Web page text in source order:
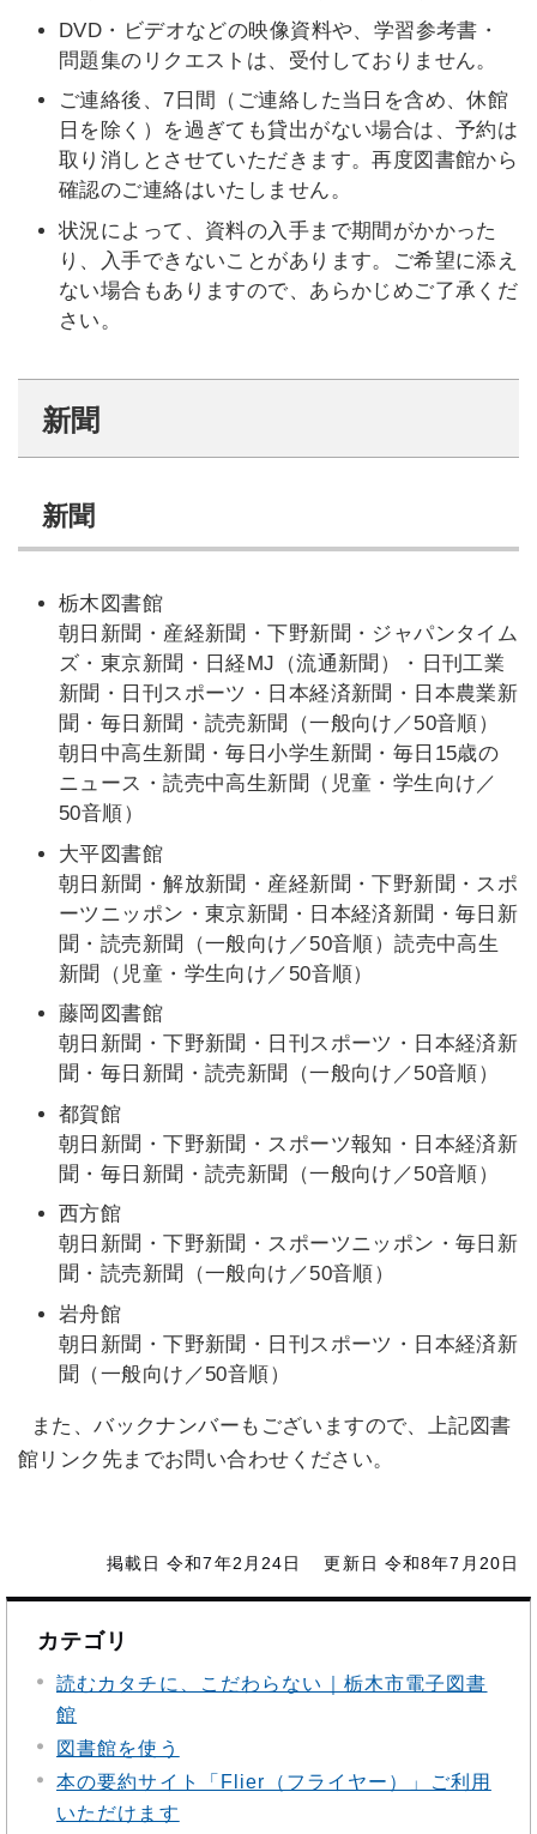
DVD・ビデオなどの映像資料や、学習参考書・
問題集のリクエストは、受付しておりません。
ご連絡後、7日間（ご連絡した当日を含め、休館
日を除く）を過ぎても貸出がない場合は、予約は
取り消しとさせていただきます。再度図書館から
確認のご連絡はいたしません。
状況によって、資料の入手まで期間がかかった
り、入手できないことがあります。ご希望に添え
ない場合もありますので、あらかじめご了承くだ
さい。
新聞
新聞
栃木図書館
朝日新聞・産経新聞・下野新聞・ジャパンタイム
ズ・東京新聞・日経MJ（流通新聞）・日刊工業
新聞・日刊スポーツ・日本経済新聞・日本農業新
聞・毎日新聞・読売新聞（一般向け／50音順）
朝日中高生新聞・毎日小学生新聞・毎日15歳の
ニュース・読売中高生新聞（児童・学生向け／
50音順）
大平図書館
朝日新聞・解放新聞・産経新聞・下野新聞・スポ
ーツニッポン・東京新聞・日本経済新聞・毎日新
聞・読売新聞（一般向け／50音順）読売中高生
新聞（児童・学生向け／50音順）
藤岡図書館
朝日新聞・下野新聞・日刊スポーツ・日本経済新
聞・毎日新聞・読売新聞（一般向け／50音順）
都賀館
朝日新聞・下野新聞・スポーツ報知・日本経済新
聞・毎日新聞・読売新聞（一般向け／50音順）
西方館
朝日新聞・下野新聞・スポーツニッポン・毎日新
聞・読売新聞（一般向け／50音順）
岩舟館
朝日新聞・下野新聞・日刊スポーツ・日本経済新
聞（一般向け／50音順）
また、バックナンバーもございますので、上記図書
館リンク先までお問い合わせください。
掲載日 令和7年2月24日 更新日 令和8年7月20日
カテゴリ
読むカタチに、こだわらない｜栃木市電子図書
館
図書館を使う
本の要約サイト「Flier（フライヤー）」ご利用
いただけます